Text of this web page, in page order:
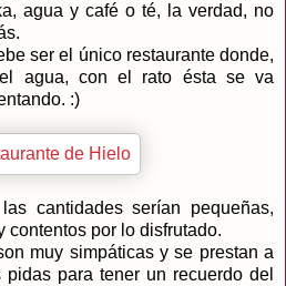
agua y café o té, la verdad, no
ser el único restaurante donde,
agua, con el rato ésta se va
:)
cantidades serían pequeñas,
contentos por lo disfrutado.
muy simpáticas y se prestan a
para tener un recuerdo del